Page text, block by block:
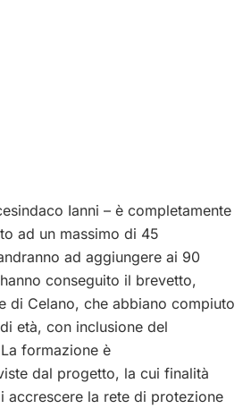
Ianni – è completamente
ad un massimo di 45
ad aggiungere ai 90
conseguito il brevetto,
di Celano, che abbiano compiuto
età, con inclusione del
formazione è
dal progetto, la cui finalità
accrescere la rete di protezione